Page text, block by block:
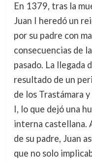
En 1379, tras la
Juan I heredó un
por su padre con
consecuencias de
pasado. La llegada
resultado de un
de los Trastámara
I, lo que dejó una
interna castellana.
de su padre, Juan
que no solo